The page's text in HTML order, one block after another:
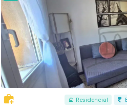
Residencial